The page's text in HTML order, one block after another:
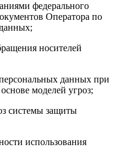
федерального
Оператора по
носителей
данных при
моделей угроз;
системы защиты
использования